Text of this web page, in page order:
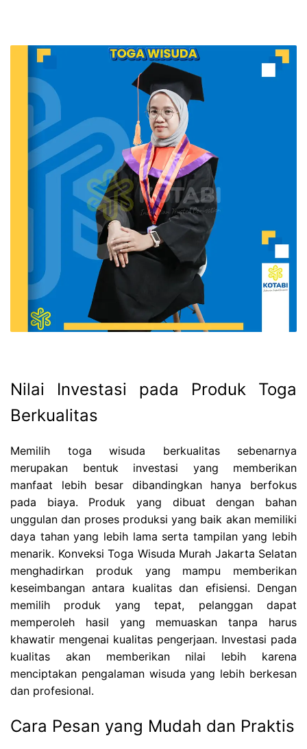
Nilai Investasi pada Produk Toga
Berkualitas
Memilih toga wisuda berkualitas sebenarnya
merupakan bentuk investasi yang memberikan
manfaat lebih besar dibandingkan hanya berfokus
pada biaya. Produk yang dibuat dengan bahan
unggulan dan proses produksi yang baik akan memiliki
daya tahan yang lebih lama serta tampilan yang lebih
menarik. Konveksi Toga Wisuda Murah Jakarta Selatan
menghadirkan produk yang mampu memberikan
keseimbangan antara kualitas dan efisiensi. Dengan
memilih produk yang tepat, pelanggan dapat
memperoleh hasil yang memuaskan tanpa harus
khawatir mengenai kualitas pengerjaan. Investasi pada
kualitas akan memberikan nilai lebih karena
menciptakan pengalaman wisuda yang lebih berkesan
dan profesional.
Cara Pesan yang Mudah dan Praktis